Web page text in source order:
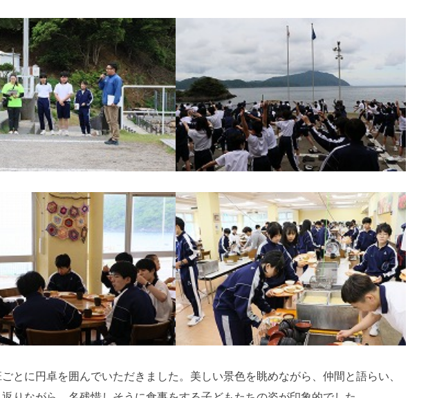
とに円卓を囲んでいただきました。美しい景色を眺めながら、仲間と語らい、